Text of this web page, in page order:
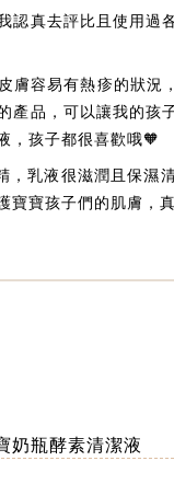
認真去評比且使用過
膚容易有熱疹的狀況
產品，可以讓我的孩
，孩子都很喜歡哦🧡
乳液很滋潤且保濕
寶寶孩子們的肌膚，
奶瓶酵素清潔液